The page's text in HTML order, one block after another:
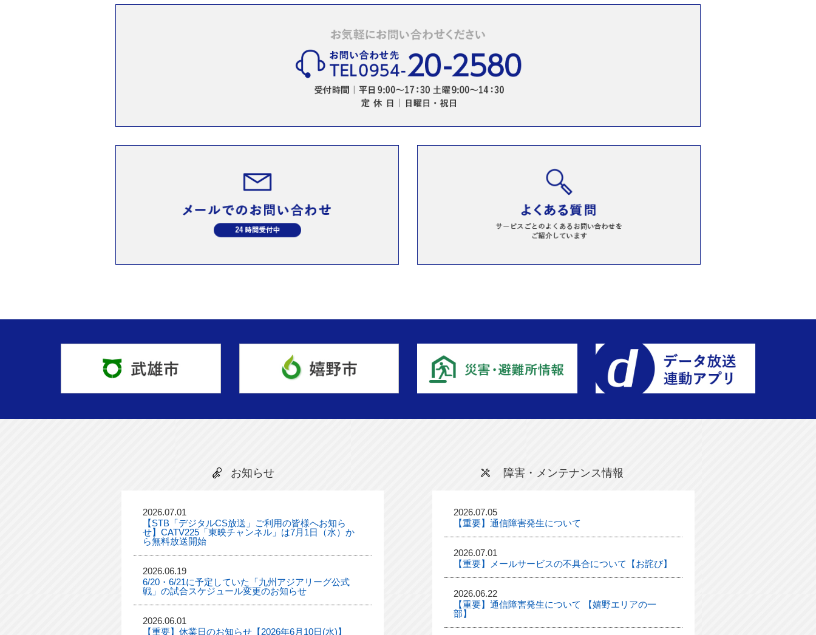
お知らせ
2026.07.01
【STB「デジタルCS放送」ご利用の皆様へお知ら
せ】CATV225「東映チャンネル」は7月1日（水）か
ら無料放送開始
2026.06.19
6/20・6/21に予定していた「九州アジアリーグ公式
戦」の試合スケジュール変更のお知らせ
2026.06.01
【重要】休業日のお知らせ【2026年6月10日(水)】
障害・メンテナンス情報
2026.07.05
【重要】通信障害発生について
2026.07.01
【重要】メールサービスの不具合について【お詫び】
2026.06.22
【重要】通信障害発生について 【嬉野エリアの一
部】